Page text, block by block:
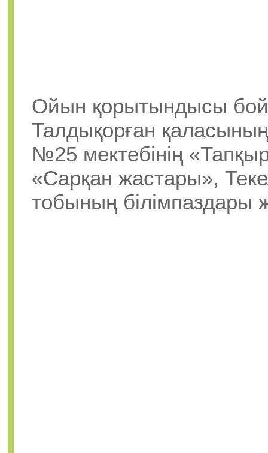
Ойын қорытындысы
Талдықорған
№25 мектебінің
«Сарқан жастары»,
тобының білімпаздары